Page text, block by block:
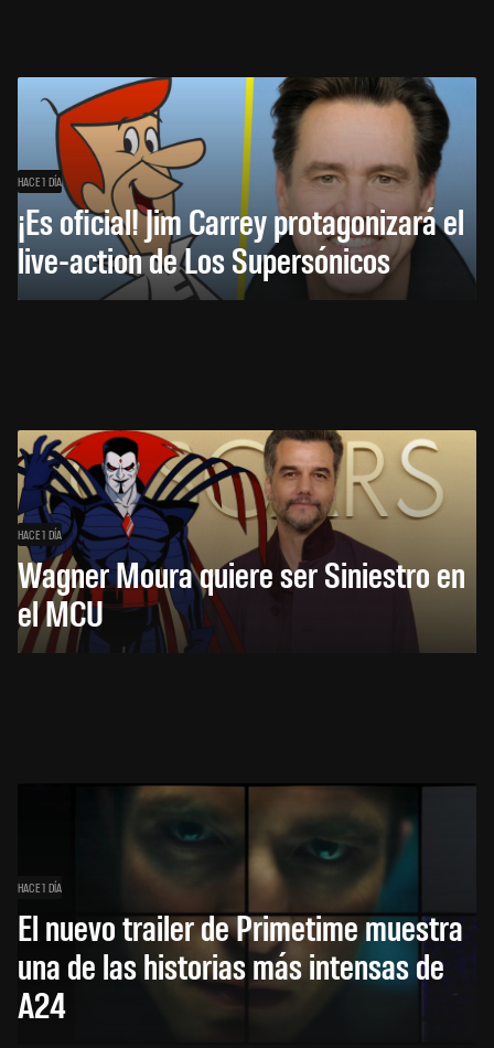
HACE 1 DÍA
¡Es oficial! Jim Carrey protagonizará el
live-action de Los Supersónicos
HACE 1 DÍA
Wagner Moura quiere ser Siniestro en
el MCU
HACE 1 DÍA
El nuevo trailer de Primetime muestra
una de las historias más intensas de
A24